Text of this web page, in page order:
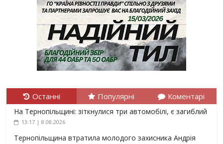
Останні Популярні Коментарі
На Тернопільщині: зіткнулися три автомобілі, є загиблий
13:17 | 8.08.2026
Тернопільщина втратила молодого захисника Андрія